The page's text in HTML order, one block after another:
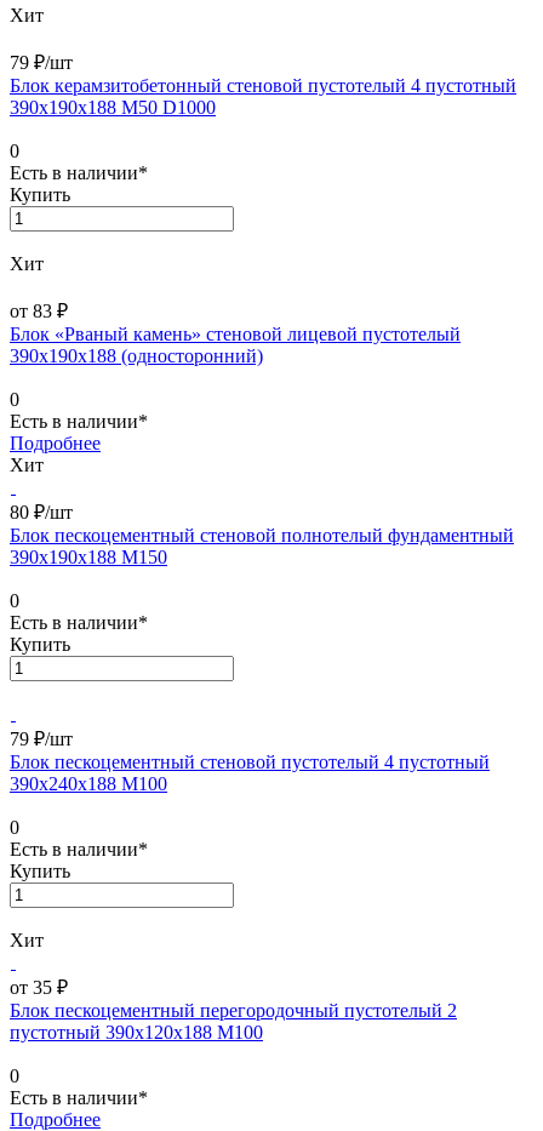
Хит
79 ₽/шт
Блок керамзитобетонный стеновой пустотелый 4 пустотный
390х190х188 М50 D1000
0
Есть в наличии*
Купить
Хит
от 83 ₽
Блок «Рваный камень» стеновой лицевой пустотелый
390х190х188 (односторонний)
0
Есть в наличии*
Подробнее
Хит
80 ₽/шт
Блок пескоцементный стеновой полнотелый фундаментный
390х190х188 М150
0
Есть в наличии*
Купить
79 ₽/шт
Блок пескоцементный стеновой пустотелый 4 пустотный
390х240х188 М100
0
Есть в наличии*
Купить
Хит
от 35 ₽
Блок пескоцементный перегородочный пустотелый 2
пустотный 390х120х188 М100
0
Есть в наличии*
Подробнее